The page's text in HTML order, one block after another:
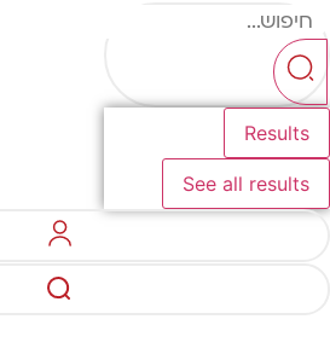
Results
See all results